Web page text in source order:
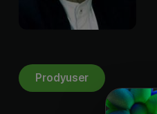
Prodyuser